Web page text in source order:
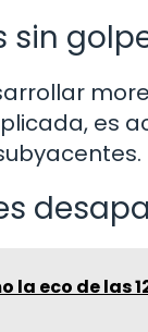
sin
es
la eco de las